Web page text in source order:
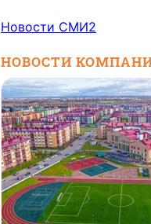
Новости СМИ2
НОВОСТИ